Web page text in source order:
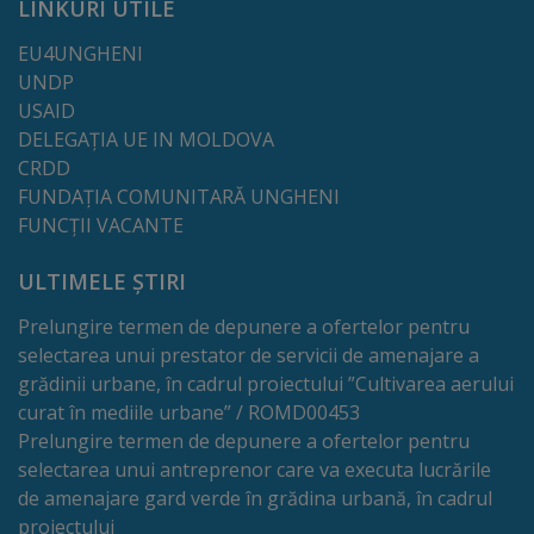
tarife
Înscrierea
copiilor
în
grădiniță/Plăți
Înterprinderi
municipale
Comgaz-
Plus
Modele
LINKURI UTILE
EU4UNGHENI
UNDP
USAID
DELEGAȚIA UE IN MOLDOVA
CRDD
FUNDAȚIA COMUNITARĂ UNGHENI
FUNCȚII VACANTE
ULTIMELE ȘTIRI
Prelungire termen de depunere a ofertelor pentru
selectarea unui prestator de servicii de amenajare a
grădinii urbane, în cadrul proiectului ”Cultivarea aerului
curat în mediile urbane” / ROMD00453
Prelungire termen de depunere a ofertelor pentru
selectarea unui antreprenor care va executa lucrările
de amenajare gard verde în grădina urbană, în cadrul
proiectului